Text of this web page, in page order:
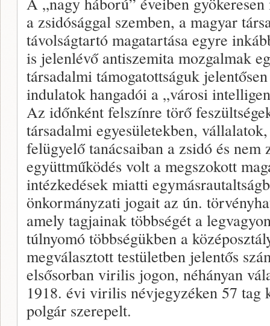
a zsidósággal szemben, a magyar
távolságtartó magatartása egyre
is jelenlévő antiszemita mozgalmak
társadalmi támogatottságuk
indulatok hangadói a „városi
Az időnként felszínre törő
társadalmi egyesületekben,
felügyelő tanácsaiban a zsidó és
együttműködés volt a megszokott
intézkedések miatti
önkormányzati jogait az ún.
amely tagjainak többségét a
túlnyomó többségükben a
megválasztott testületben jelentős
elsősorban virilis jogon, néhányan
1918. évi virilis névjegyzéken 57 tag
polgár szerepelt.